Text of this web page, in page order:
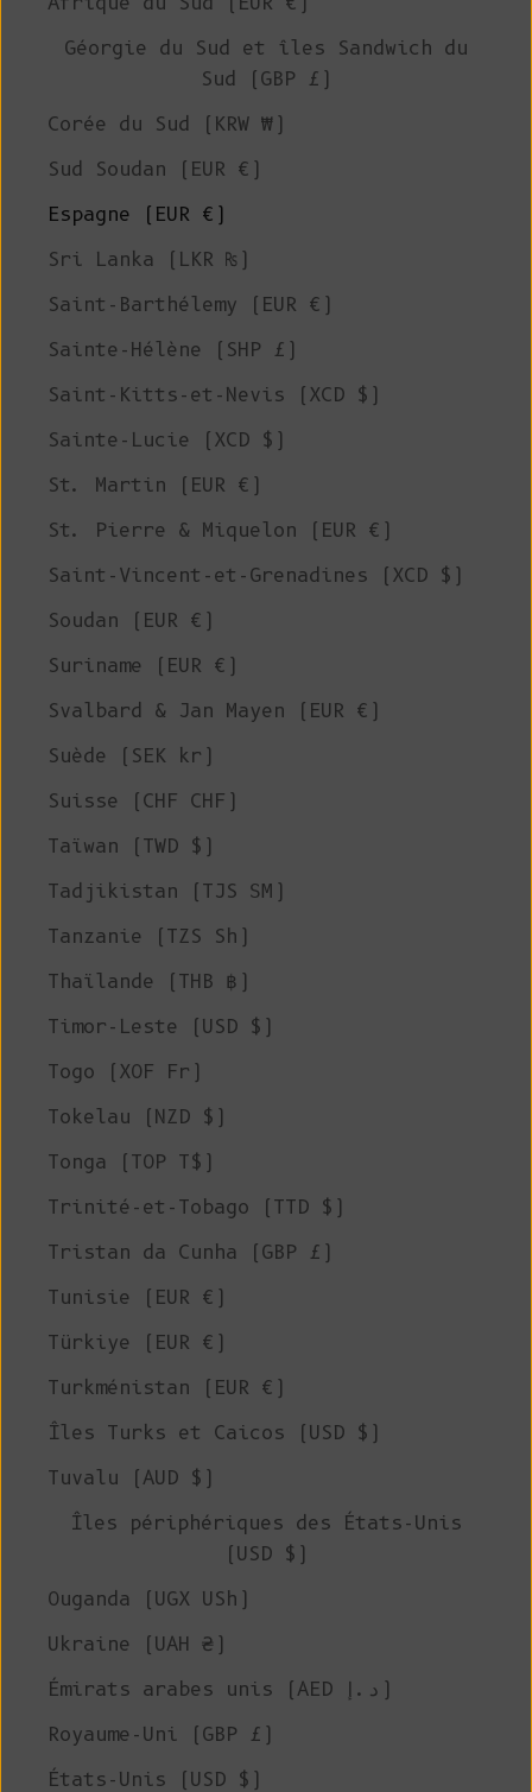
Géorgie du Sud et îles Sandwich du
Sud (GBP £)
Corée du Sud (KRW ₩)
Sud Soudan (EUR €)
Espagne (EUR €)
Sri Lanka (LKR ₨)
Saint-Barthélemy (EUR €)
Sainte-Hélène (SHP £)
Saint-Kitts-et-Nevis (XCD $)
Sainte-Lucie (XCD $)
St. Martin (EUR €)
St. Pierre & Miquelon (EUR €)
Saint-Vincent-et-Grenadines (XCD $)
Soudan (EUR €)
Suriname (EUR €)
Svalbard & Jan Mayen (EUR €)
Suède (SEK kr)
Suisse (CHF CHF)
Taïwan (TWD $)
Tadjikistan (TJS ЅМ)
Tanzanie (TZS Sh)
Thaïlande (THB ฿)
Timor-Leste (USD $)
Togo (XOF Fr)
Tokelau (NZD $)
Tonga (TOP T$)
Trinité-et-Tobago (TTD $)
Tristan da Cunha (GBP £)
Tunisie (EUR €)
Türkiye (EUR €)
Turkménistan (EUR €)
Îles Turks et Caicos (USD $)
Tuvalu (AUD $)
Îles périphériques des États-Unis
(USD $)
Ouganda (UGX USh)
Ukraine (UAH ₴)
Émirats arabes unis (AED د.إ)
Royaume-Uni (GBP £)
États-Unis (USD $)